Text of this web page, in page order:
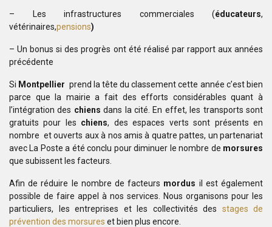
– Les infrastructures commerciales (éducateurs,
vétérinaires,pensions)
– Un bonus si des progrès ont été réalisé parrapport aux années
précédente
Si Montpellier prend la tête du classement cette année c’estbien
parce que la mairie a fait des efforts considérables quant à
l’intégration des chiensdans la cité. En effet, les transports sont
gratuits pour les chiens, des espaces verts sont présents en
nombre et ouverts aux à nos amis à quatre pattes, un partenariat
avec La Poste a été conclu pour diminuer le nombre de morsures
que subissent les facteurs.
Afin de réduire le nombre de facteurs mordus il est également
possible de faire appel à nos services. Nous organisons pour les
particuliers, les entreprises et les collectivités des stages de
prévention des morsures et bien plus encore.